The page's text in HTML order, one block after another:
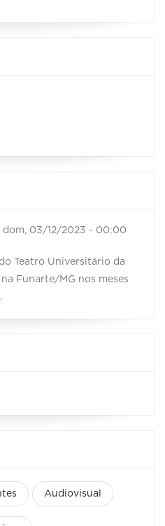
dom, 03/12/2023 - 00:00
Teatro Universitário da
Funarte/MG nos meses
Audiovisual